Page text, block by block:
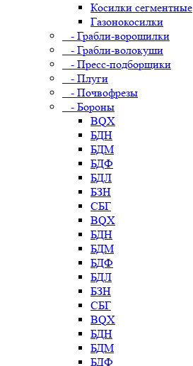
Косилки сегментные
Газонокосилки
- Грабли-ворошилки
- Грабли-волокуши
- Пресс-подборщики
- Плуги
- Почвофрезы
- Бороны
BQX
БДН
БДМ
БДФ
БДЛ
БЗН
СБГ
BQX
БДН
БДМ
БДФ
БДЛ
БЗН
СБГ
BQX
БДН
БДМ
БДФ